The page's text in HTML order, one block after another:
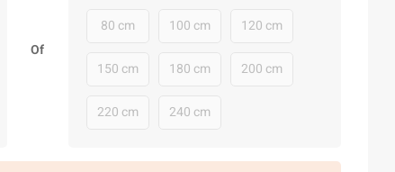
Of
80 cm 100 cm 120 cm
150 cm 180 cm 200 cm
220 cm 240 cm